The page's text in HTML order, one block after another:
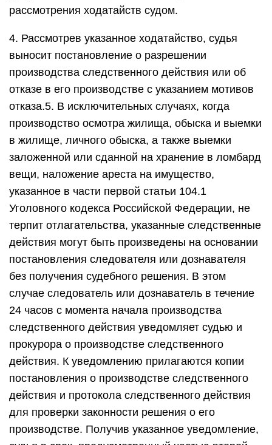
рассмотрения ходатайств судом.
4. Рассмотрев указанное ходатайство, судья
выносит постановление о разрешении
производства следственного действия или об
отказе в его производстве с указанием мотивов
отказа.5. В исключительных случаях, когда
производство осмотра жилища, обыска и выемки
в жилище, личного обыска, а также выемки
заложенной или сданной на хранение в ломбард
вещи, наложение ареста на имущество,
указанное в части первой статьи 104.1
Уголовного кодекса Российской Федерации, не
терпит отлагательства, указанные следственные
действия могут быть произведены на основании
постановления следователя или дознавателя
без получения судебного решения. В этом
случае следователь или дознаватель в течение
24 часов с момента начала производства
следственного действия уведомляет судью и
прокурора о производстве следственного
действия. К уведомлению прилагаются копии
постановления о производстве следственного
действия и протокола следственного действия
для проверки законности решения о его
производстве. Получив указанное уведомление,